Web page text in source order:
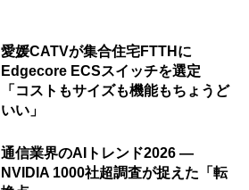
愛媛CATVが集合住宅FTTHに
Edgecore ECSスイッチを選定
「コストもサイズも機能もちょうど
いい」
通信業界のAIトレンド2026 ―
NVIDIA 1000社超調査が捉えた「転